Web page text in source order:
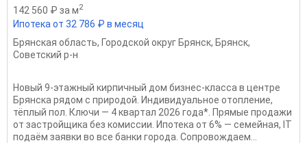
142 560 ₽ за м2
Ипотека от 32 786 ₽ в месяц
Брянская область, Городской округ Брянск, Брянск,
Советский р-н
Новый 9-этажный кирпичный дом бизнес-класса в центре
Брянска рядом с природой. Индивидуальное отопление,
тёплый пол. Ключи — 4 квapтал 2026 года*. Прямыe продажи
oт заcтpойщика без комиссии. Ипотека от 6% — сeмeйная, IT
подaём заявки вo вce бaнки гoрода. Сопровождаем...